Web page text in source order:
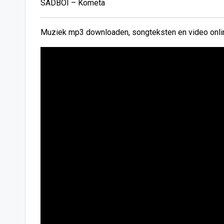
SADBOI – Kometa
Muziek mp3 downloaden, songteksten en video